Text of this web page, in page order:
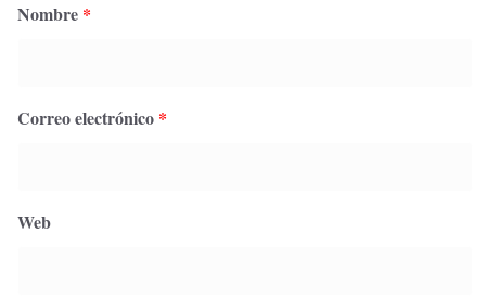
Nombre *
Correo electrónico *
Web